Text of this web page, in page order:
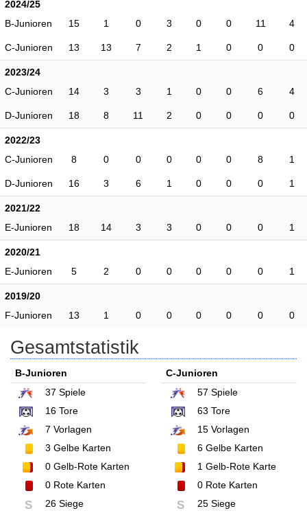
2024/25
B-Junioren
15 1 0 3 0 0 11 4
C-Junioren 13 13 7 2 1 0 0 0
2023/24
C-Junioren
14 3 3 1 0 0 6 4
D-Junioren 18 8 11 2 0 0 0 0
2022/23
C-Junioren
8 0 0 0 0 0 8 1
D-Junioren 16 3 6 1 0 0 0 1
2021/22
E-Junioren
18 14 3 3 0 0 0 1
2020/21
E-Junioren
5 2 0 0 0 0 0 1
2019/20
F-Junioren
13 1 0 0 0 0 0 0
Gesamtstatistik
B-Junioren
37 Spiele
16 Tore
7 Vorlagen
3 Gelbe Karten
0 Gelb-Rote Karten
0 Rote Karten
S 26 Siege
C-Junioren
57 Spiele
63 Tore
15Vorlagen
6Gelbe Karten
1Gelb-Rote Karte
0Rote Karten
S 25 Siege